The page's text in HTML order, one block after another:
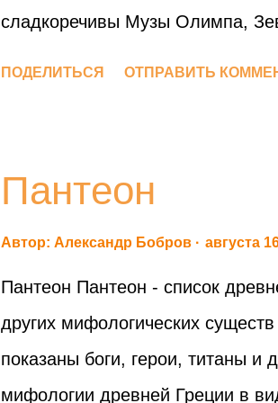
сладкоречивы Музы Олимпа,
обладают возлюбленным
Младостью чуждые смерти…
ПОДЕЛИТЬСЯ ОТПРАВИТЬ
Пантеон
Автор: Александр Бобров августа
Пантеон Пантеон - список
других мифологических
показаны боги, герои, титаны и
мифологии древней Греции в